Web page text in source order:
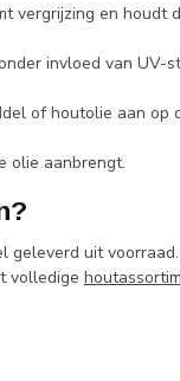
en
invloed van
of houtolie aan
olie aanbrengt.
uit
volledige